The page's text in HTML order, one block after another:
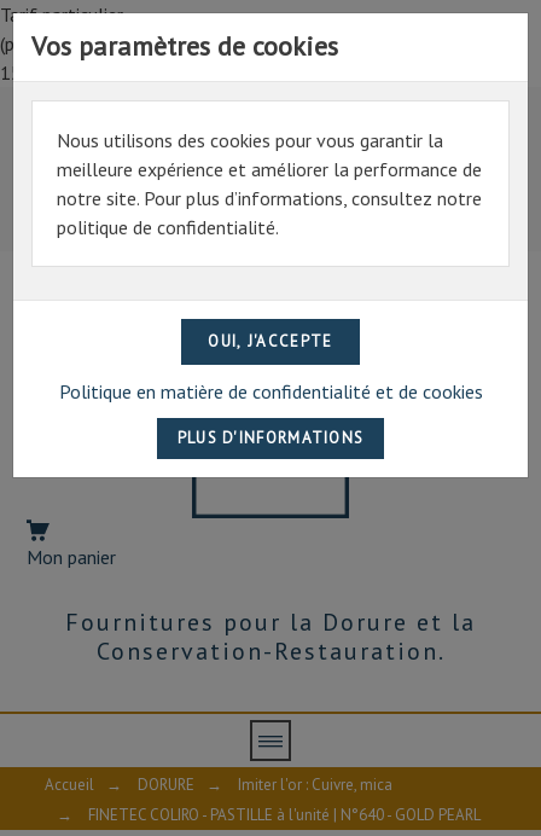
Tarif particulier,
(professionnel, connectez-vous pour bénéficier de la remise de
15%)
Tarif particulier,
(professionnel, connectez-vous pour bénéficier de la
remise de 15%)
07 69 94 13 47
Mon panier
Fournitures pour la Dorure et la
Conservation-Restauration.
Vos paramètres de cookies
Nous utilisons des cookies pour vous garantir la
meilleure expérience et améliorer la performance de
notre site. Pour plus d’informations, consultez notre
politique de confidentialité.
Politique en matière de confidentialité et de cookies
Accueil → DORURE →
Imiter l'or : Cuivre, mica
→
FINETEC COLIRO - PASTILLE à l'unité | N°640 - GOLD PEARL